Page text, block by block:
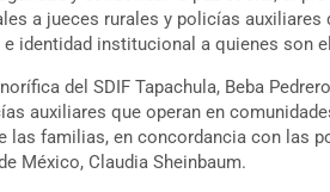
a jueces rurales y policías auxiliares
identidad institucional a quienes son
del SDIF Tapachula, Beba
auxiliares que operan en
las familias, en concordancia con las
México, Claudia Sheinbaum.